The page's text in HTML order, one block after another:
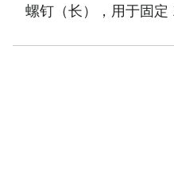
螺钉（长），用于固定